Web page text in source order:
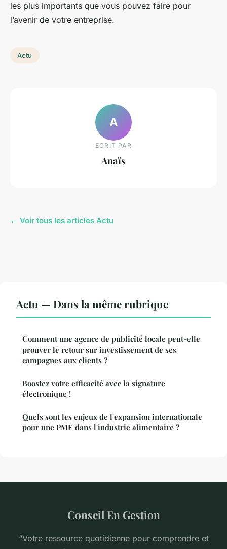
les plus importants que vous pouvez faire pour
l’avenir de votre entreprise.
Actu
A
ECRIT PAR
Anaïs
← Voir tous les articles Actu
Actu — Dans la même rubrique
Comment une agence de publicité locale peut-elle
prouver le retour sur investissement de ses
campagnes aux clients ?
Boostez votre efficacité avec la signature
électronique !
Quels sont les enjeux de l'expansion internationale
pour une PME dans l'industrie alimentaire ?
Conseil En Gestion
“Votre ressource quotidienne pour comprendre et